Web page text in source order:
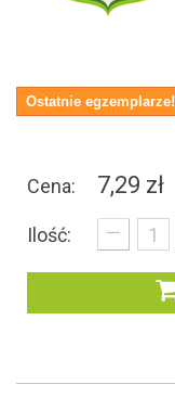
Ostatnie egzemplarze!
Cena: 7,29 zł
Ilość:
_